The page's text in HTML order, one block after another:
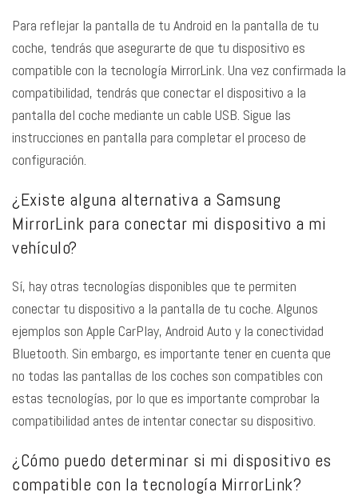
Para reflejar la pantalla de tu Android en la pantalla de tu
coche, tendrás que asegurarte de que tu dispositivo es
compatible con la tecnología MirrorLink. Una vez confirmada la
compatibilidad, tendrás que conectar el dispositivo a la
pantalla del coche mediante un cable USB. Sigue las
instrucciones en pantalla para completar el proceso de
configuración.
¿Existe alguna alternativa a Samsung
MirrorLink para conectar mi dispositivo a mi
vehículo?
Sí, hay otras tecnologías disponibles que te permiten
conectar tu dispositivo a la pantalla de tu coche. Algunos
ejemplos son Apple CarPlay, Android Auto y la conectividad
Bluetooth. Sin embargo, es importante tener en cuenta que
no todas las pantallas de los coches son compatibles con
estas tecnologías, por lo que es importante comprobar la
compatibilidad antes de intentar conectar su dispositivo.
¿Cómo puedo determinar si mi dispositivo es
compatible con la tecnología MirrorLink?